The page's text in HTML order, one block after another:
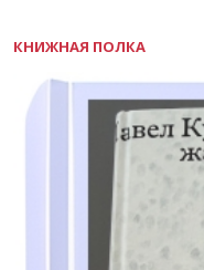
КНИЖНАЯ ПОЛКА